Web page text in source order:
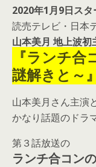
2020年1月9日スタ
読売テレビ・日本
山本美月 地上波初
『ランチ
謎解きと～』
山本美月さん主演
かなり話題のドラ
第３話放送の
ランチ合コン